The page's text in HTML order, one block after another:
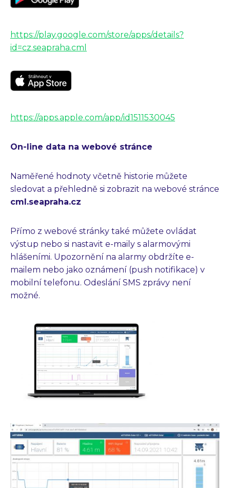
https://play.google.com/store/apps/details?
id=cz.seapraha.cml
https://apps.apple.com/app/id1511530045
On-line data na webové stránce
Naměřené hodnoty včetně historie můžete
sledovat a přehledně si zobrazit na webové stránce
cml.seapraha.cz
Přímo z webové stránky také můžete ovládat
výstup nebo si nastavit e-maily s alarmovými
hlášeními. Upozornění na alarmy obdržíte e-
mailem nebo jako oznámení (push notifikace) v
mobilní telefonu. Odeslání SMS zprávy není
možné.